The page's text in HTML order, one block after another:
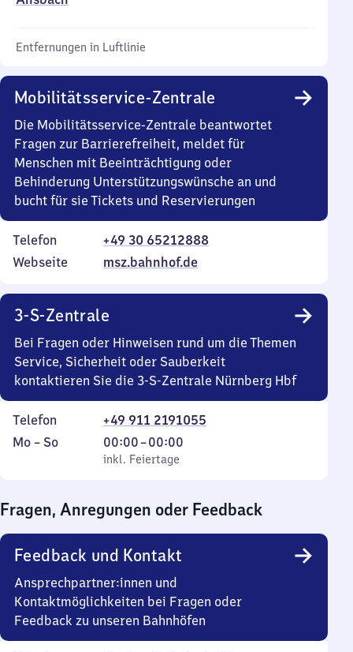
Entfernungen in Luftlinie
Mobilitätsservice-Zentrale
Die Mobilitätsservice-Zentrale beantwortet
Fragen zur Barrierefreiheit, meldet für
Menschen mit Beeinträchtigung oder
Behinderung Unterstützungswünsche an und
bucht für sie Tickets und Reservierungen
Telefon
+49 30 65212888
Webseite
msz.bahnhof.de
3-S-Zentrale
Bei Fragen oder Hinweisen rund um die Themen
Service, Sicherheit oder Sauberkeit
kontaktieren Sie die 3-S-Zentrale Nürnberg Hbf
Telefon
+49 911 2191055
Montag
Mo – So,
inkl. Feiertage
00:00–00:00
Von
0
0
Uhr
inkl. Feiertage
Fragen, Anregungen oder Feedback
Feedback und Kontakt
Ansprechpartner:innen und
Kontaktmöglichkeiten bei Fragen oder
Feedback zu unseren Bahnhöfen